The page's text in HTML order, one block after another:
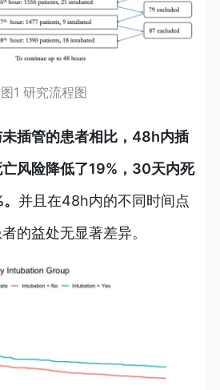
图1 研究流程图
插管的患者相比，48h内插
风险降低了19%，30天内死
并且在48h内的不同时间点
的益处无显著差异。